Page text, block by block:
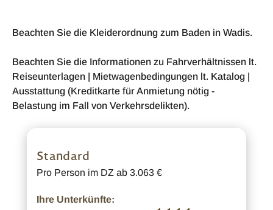
Beachten Sie die Kleiderordnung zum Baden in Wadis.
Beachten Sie die Informationen zu Fahrverhältnissen lt.
Reiseunterlagen | Mietwagenbedingungen lt. Katalog |
Ausstattung (Kreditkarte für Anmietung nötig -
Belastung im Fall von Verkehrsdelikten).
Standard
Pro Person im DZ ab 3.063 €
Ihre Unterkünfte: